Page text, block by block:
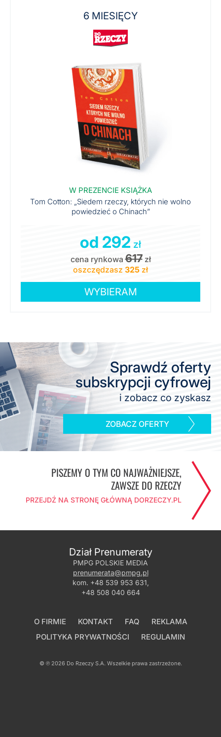
6 MIESIĘCY
W PREZENCIE KSIĄŻKA
Tom Cotton: „Siedem rzeczy, których nie wolno
powiedzieć o Chinach”
od 292 zł
cena rynkowa617zł
oszczędzasz 325 zł
WYBIERAM
Sprawdź oferty
subskrypcji cyfrowej
i zobacz co zyskasz
ZOBACZ OFERTY
PISZEMY O TYM CO NAJWAŻNIEJSZE,
ZAWSZE DO RZECZY
PRZEJDŹ NA STRONĘ GŁÓWNĄ DORZECZY.PL
Dział Prenumeraty
PMPG POLSKIE MEDIA
prenumerata@pmpg.pl
kom. +48 539 953 631,
+48 508 040 664
O FIRMIE KONTAKT FAQ
REKLAMA
POLITYKA PRYWATNOŚCI
REGULAMIN
© ℗ 2026 Do Rzeczy S.A.Wszelkie prawa zastrzeżone.